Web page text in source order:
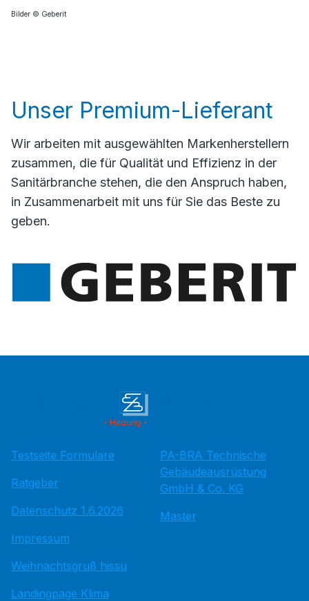
Bilder © Geberit
Unser Premium-Lieferant
Wir arbeiten mit ausgewählten Markenherstellern
zusammen, die für Qualität und Effizienz in der
Sanitärbranche stehen, die den Anspruch haben,
in Zusammenarbeit mit uns für Sie das Beste zu
geben.
Testseite Formulare
Ratgeber
Datenschutz 1.6.2026
Impressum
Weihnachtsgruß hissu
Landingpage Klima
PA-BRA Technische
Gebäudeausrüstung
GmbH & Co. KG
Master